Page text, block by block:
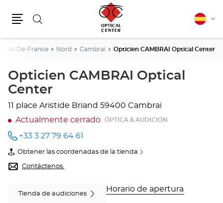
Buscar Español
De-France Nord Cambrai Opticien CAMBRAI Optical Center
Opticien CAMBRAI Optical
Center
11 place Aristide Briand 59400 Cambrai
Actualmente cerrado
ÓPTICA & AUDICIÓN
número
de
teléfono
+33 3 27 79 64 61
Obtener las coordenadas de la tienda
de
Opticien
CAMBRAI
Contáctenos.
Tienda de audiciones
Horario de apertura